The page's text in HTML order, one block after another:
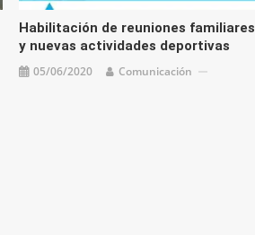
Habilitación de reuniones familiares
y nuevas actividades deportivas
05/06/2020 Comunicación